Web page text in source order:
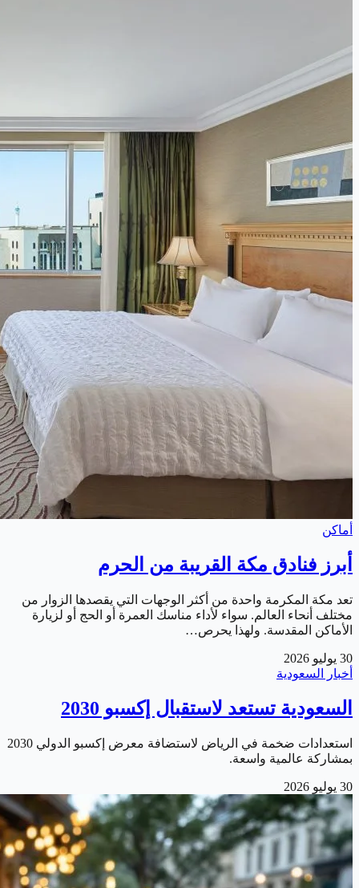
أماكن
أبرز فنادق مكة القريبة من الحرم
تعد مكة المكرمة واحدة من أكثر الوجهات التي يقصدها الزوار من
مختلف أنحاء العالم. سواء لأداء مناسك العمرة أو الحج أو لزيارة
الأماكن المقدسة. ولهذا يحرص…
30 يوليو 2026
أخبار السعودية
السعودية تستعد لاستقبال إكسبو 2030
استعدادات ضخمة في الرياض لاستضافة معرض إكسبو الدولي 2030
بمشاركة عالمية واسعة.
30 يوليو 2026